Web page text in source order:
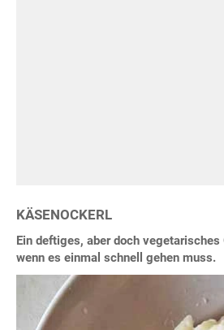
KÄSENOCKERL
Ein deftiges, aber doch
wenn es einmal schnell gehen muss.